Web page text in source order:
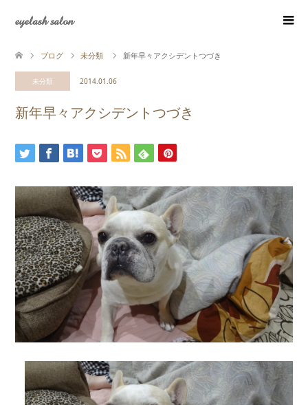
eyelash salon
ブログ 未分類 新年早々アクシデントつづき
未分類 2014.01.06
新年早々アクシデントつづき